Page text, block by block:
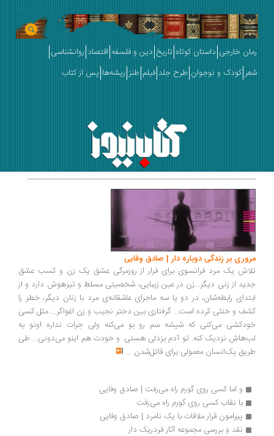
رمان خارجی داستان کوتاه تاریخ دین و فلسفه اقتصاد روانشناسی
شعر کودک و نوجوان طرح جلد فیلم طنز ریشه‌ها پس از کتاب
مروری بر زندگی دوباره دار | صادق وفایی
تلاش یک مرد فرانسوی برای فرار از روزمرگی عشق یک زن و کسب عشق
جدید از زنی دیگر...زن در عین زیبایی، شخصیتی مسلط و تیزهوش دارد و از
ابتدای رابطه‌شان، در دو یا سه ماجرای عاشقانه‌ی مرد با زنان دیگر، خطر را
کشف و خنثی کرده است... گرفتاری بین دختر نجیب و زن اغواگر... مثل کسی
خودکشی می‌کنی که شیشه سم رو بو می‌کنه ولی جرات نداره اونو به
لب‌هاش نزدیک کنه. تو آدم بزدلی هستی. و خودت هم اینو می‌دونی... طی
طریق یک‌انسان معمولی برای قاتل‌شدن ...
و اما کسی روی گورم راه می‌رفت | صادق وفایی
با نقاب کسی روی گورم راه می‌رفت
پیرامون قرار ملاقات با یک نامرد | صادق وفایی
نقد و بررسی مجموعه آثار فردریک دار